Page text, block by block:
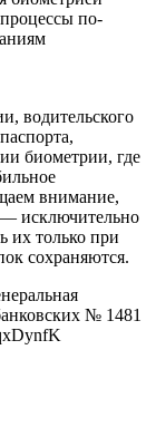
по-
водительского
биометрии, где
внимание,
— исключительно
их только при
сохраняются.
№ 1481